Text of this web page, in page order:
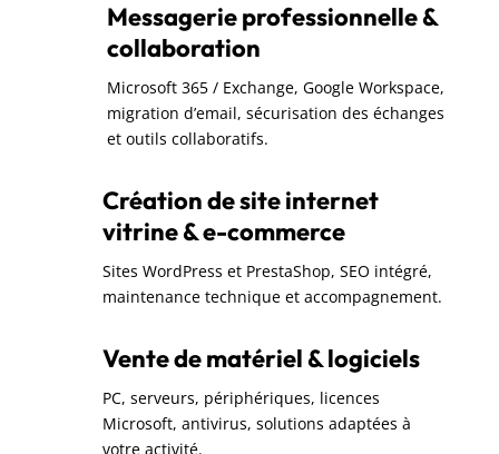
Messagerie professionnelle &
collaboration
Microsoft 365 / Exchange, Google Workspace,
migration d’email, sécurisation des échanges
et outils collaboratifs.
Création de site internet
vitrine & e-commerce
Sites WordPress et PrestaShop, SEO intégré,
maintenance technique et accompagnement.
Vente de matériel & logiciels
PC, serveurs, périphériques, licences
Microsoft, antivirus, solutions adaptées à
votre activité.